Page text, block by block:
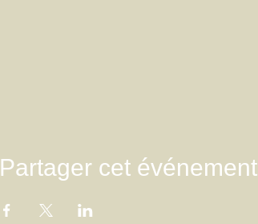
Partager cet événement